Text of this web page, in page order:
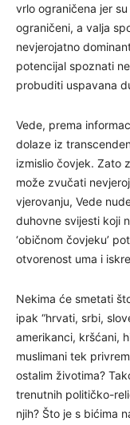
vrlo ograničena jer
ograničeni, a valja
nevjerojatno
potencijal spoznati
probuditi uspavana
Vede, prema
dolaze iz
izmislio čovjek. Zato
može zvučati
vjerovanju, Vede
duhovne svijesti koji
‘običnom čovjeku’
otvorenost uma i
Nekima će smetati
ipak “hrvati, srbi,
amerikanci, kršćani,
muslimani tek
ostalim životima?
trenutnih političko-
njih? Što je s bićima